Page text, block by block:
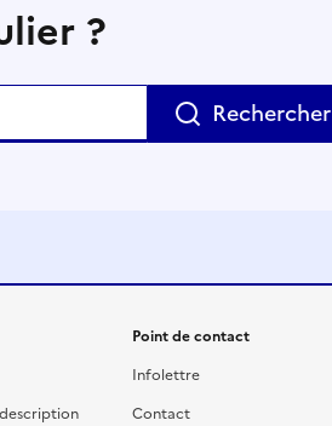
?
Rechercher
Point de contact
Infolettre
Contact